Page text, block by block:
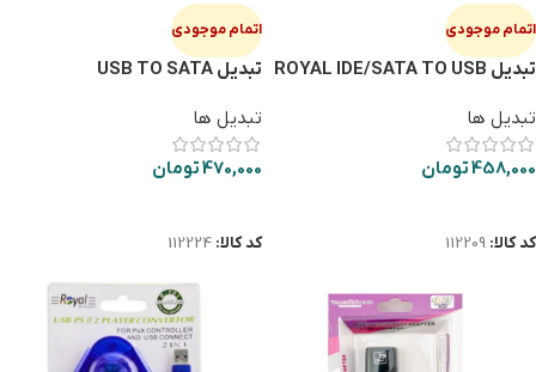
اتمام موجودی
تبدیل ROYAL IDE/SATA TO USB
تبدیل ها
458,000تومان
کد کالا: 112209
اتمام موجودی
تبدیل USB TO SATA
تبدیل ها
470,000تومان
کد کالا: 112224